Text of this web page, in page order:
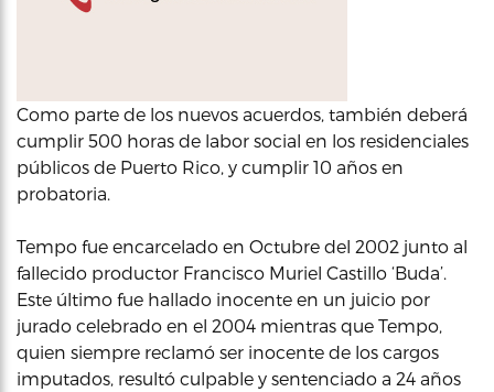
Como parte de los nuevos acuerdos, también deberá
cumplir 500 horas de labor social en los residenciales
públicos de Puerto Rico, y cumplir 10 años en
probatoria.
Tempo fue encarcelado en Octubre del 2002 junto al
fallecido productor Francisco Muriel Castillo ‘Buda’.
Este último fue hallado inocente en un juicio por
jurado celebrado en el 2004 mientras que Tempo,
quien siempre reclamó ser inocente de los cargos
imputados, resultó culpable y sentenciado a 24 años